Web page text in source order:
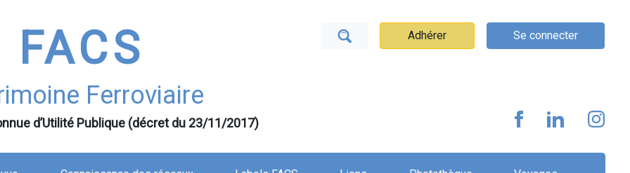
FACS
Ferroviaire
d’Utilité Publique (décret du 23/11/2017)
Adhérer Se connecter